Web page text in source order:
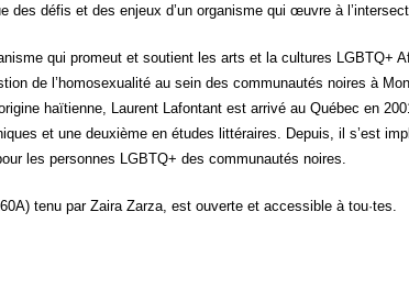
défis et des enjeux d’un orga­nisme qui œuvre à
qui pro­meut et sou­tient les arts et la cultures LGBTQ+
de l’homosexualité au sein des com­mu­nau­tés noires à
haï­tienne, Laurent Lafon­tant est arri­vé au Qué­bec en
et une deuxième en études lit­té­raires. Depuis, il s’est
les per­sonnes LGBTQ+ des com­mu­nau­tés noires.
tenu par Zai­ra Zar­za, est ouverte et acces­sible à tou·tes.